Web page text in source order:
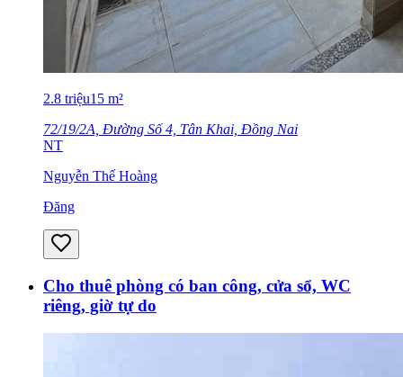
2.8 triệu15 m²
72/19/2A, Đường Số 4, Tân Khai, Đồng Nai
NT
Nguyễn Thế Hoàng
Đăng
Cho thuê phòng có ban công, cửa sổ, WC
riêng, giờ tự do